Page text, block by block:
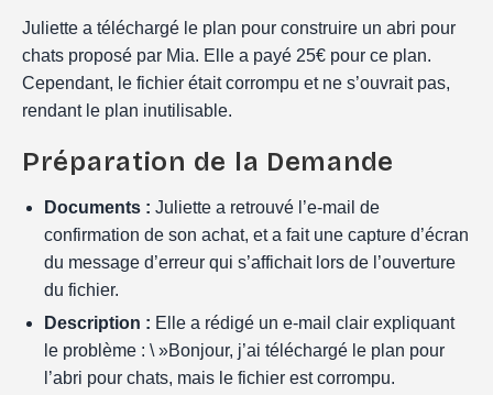
Juliette a téléchargé le plan pour construire un abri pour
chats proposé par Mia. Elle a payé 25€ pour ce plan.
Cependant, le fichier était corrompu et ne s’ouvrait pas,
rendant le plan inutilisable.
Préparation de la Demande
Documents : Juliette a retrouvé l’e-mail de
confirmation de son achat, et a fait une capture d’écran
du message d’erreur qui s’affichait lors de l’ouverture
du fichier.
Description : Elle a rédigé un e-mail clair expliquant
le problème : \ »Bonjour, j’ai téléchargé le plan pour
l’abri pour chats, mais le fichier est corrompu.